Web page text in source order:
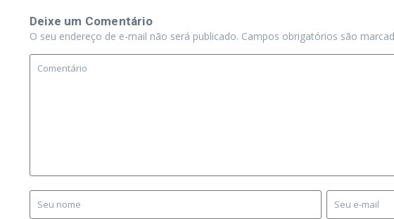
Deixe um Comentário
O seu endereço de e-mail não será publicado. Campos obrigatórios são